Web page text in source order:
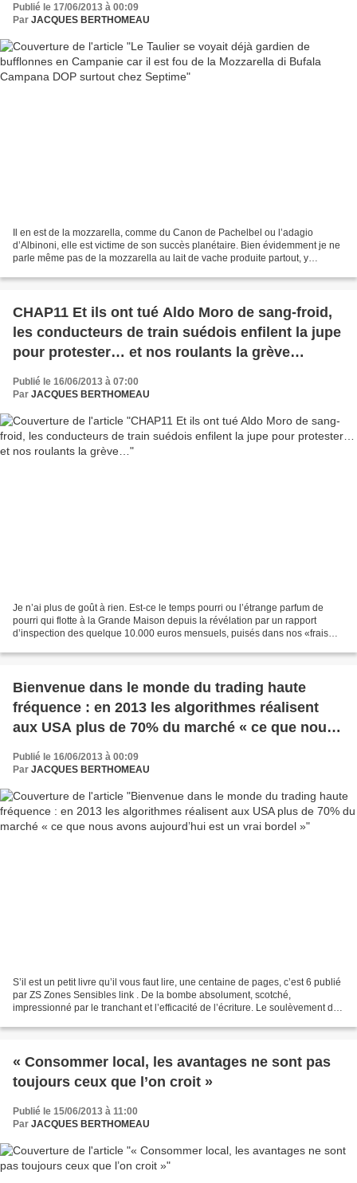
Publié le 17/06/2013 à 00:09
Par JACQUES BERTHOMEAU
Il en est de la mozzarella, comme du Canon de Pachelbel ou l’adagio
d’Albinoni, elle est victime de son succès planétaire. Bien évidemment je ne
parle même pas de la mozzarella au lait de vache produite partout, y
CHAP11 Et ils ont tué Aldo Moro de sang-froid,
les conducteurs de train suédois enfilent la jupe
pour protester… et nos roulants la grève…
Publié le 16/06/2013 à 07:00
Par JACQUES BERTHOMEAU
Je n’ai plus de goût à rien. Est-ce le temps pourri ou l’étrange parfum de
pourri qui flotte à la Grande Maison depuis la révélation par un rapport
d’inspection des quelque 10.000 euros mensuels, puisés dans nos «frais
Bienvenue dans le monde du trading haute
fréquence : en 2013 les algorithmes réalisent
aux USA plus de 70% du marché « ce que nous
Publié le 16/06/2013 à 00:09
Par JACQUES BERTHOMEAU
S’il est un petit livre qu’il vous faut lire, une centaine de pages, c’est 6 publié
par ZS Zones Sensibles link . De la bombe absolument, scotché,
impressionné par le tranchant et l’efficacité de l’écriture. Le soulèvement des
« Consommer local, les avantages ne sont pas
toujours ceux que l’on croit »
Publié le 15/06/2013 à 11:00
Par JACQUES BERTHOMEAU